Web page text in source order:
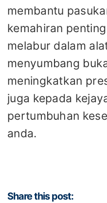
membantu
kemahiran
melabur dalam
menyumbang
meningkatkan
juga kepada
pertumbuhan
anda.
Share this post: